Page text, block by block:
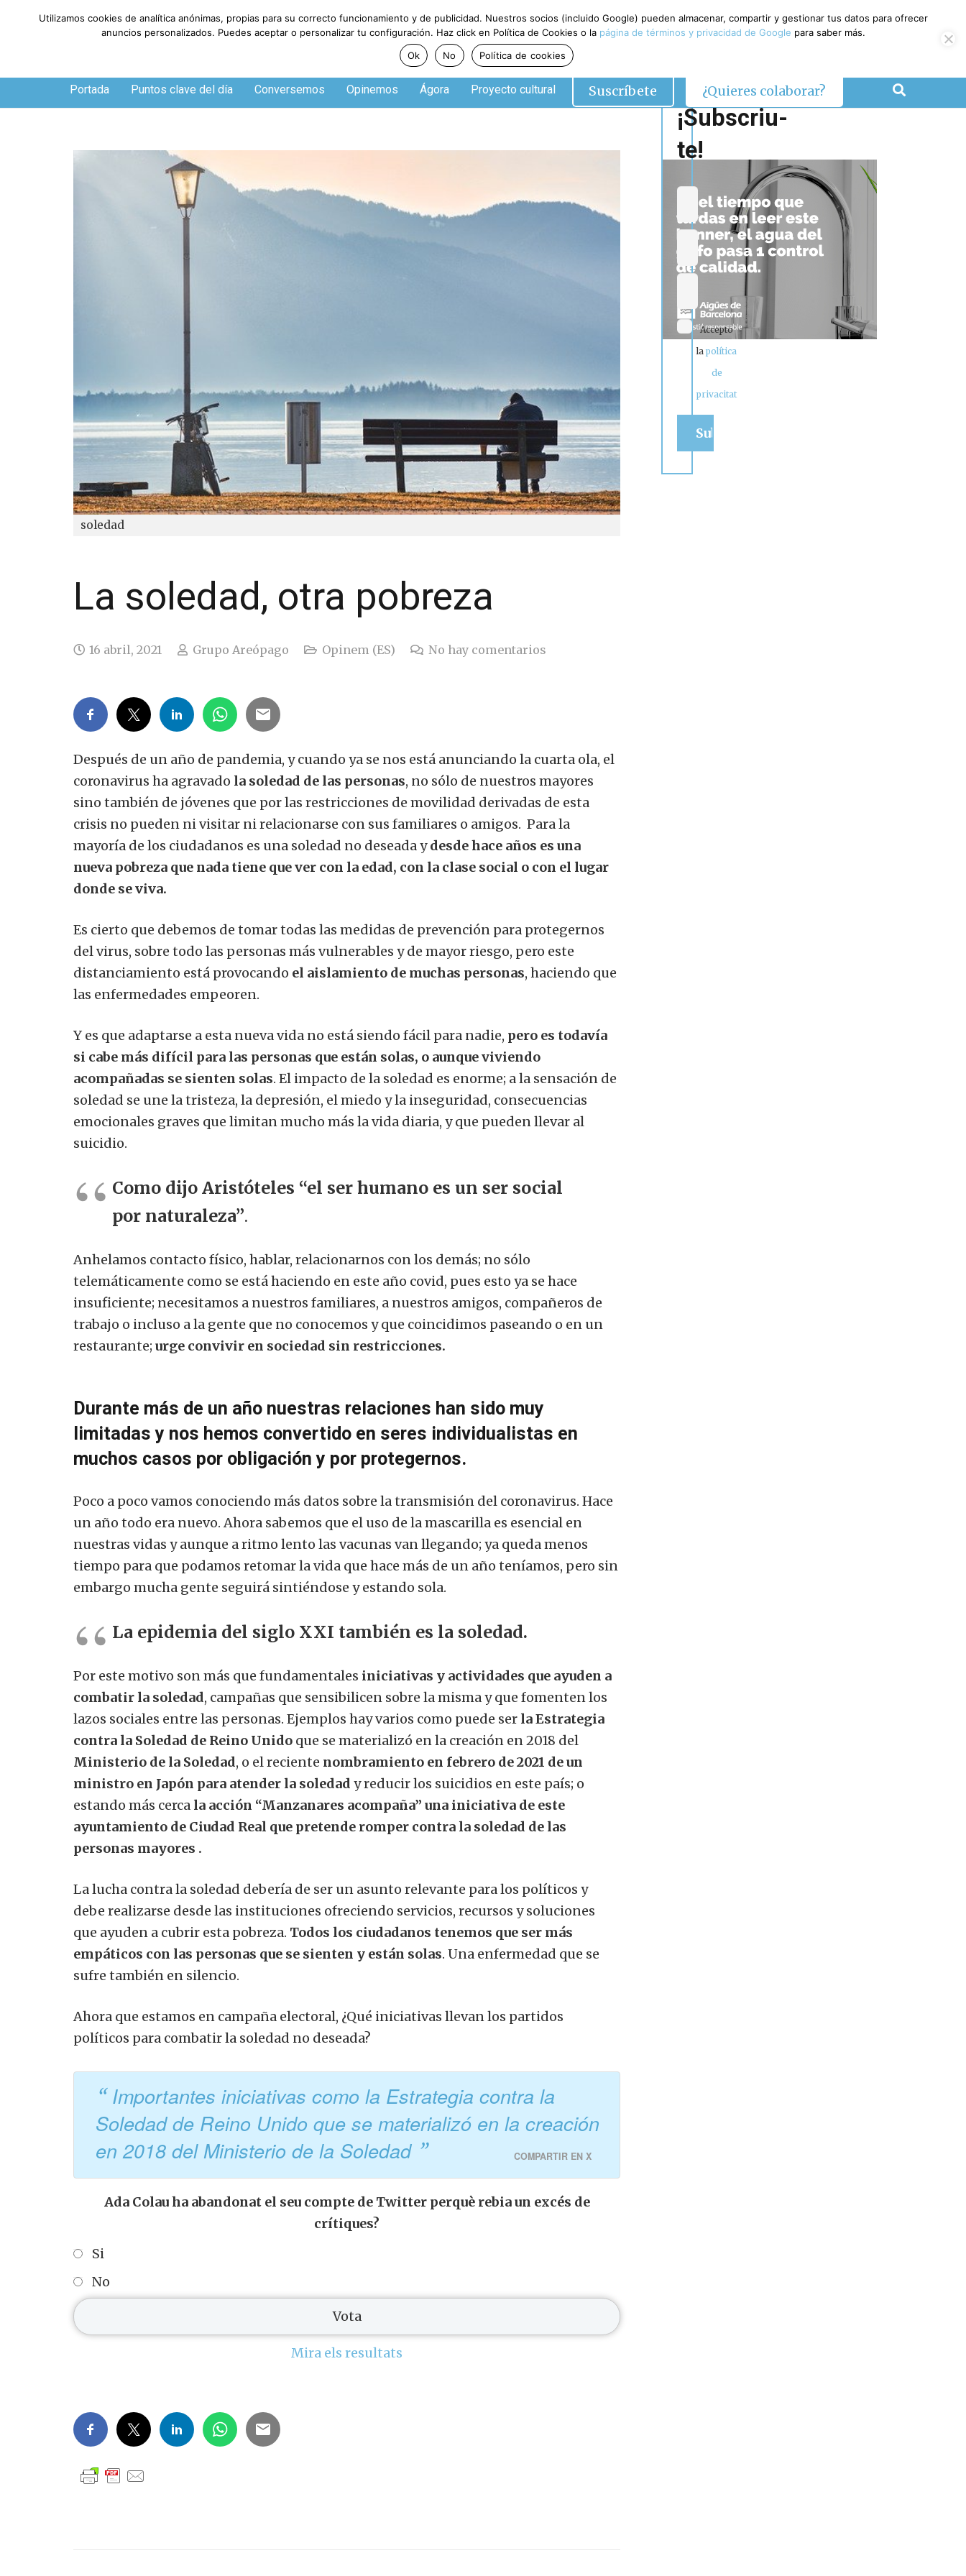
Jueves, 6 de agosto de 2026
Portada Puntos clave del día Conversemos Opinemos Ágora Proyecto cultural Suscríbete ¿Quieres colaborar?
soledad
La soledad, otra pobreza
16 abril, 2021 Grupo Areópago Opinem (ES) No hay comentarios
Después de un año de pandemia, y cuando ya se nos está anunciando la cuarta ola, el
coronavirus ha agravado la soledad de las personas, no sólo de nuestros mayores
sino también de jóvenes que por las restricciones de movilidad derivadas de esta
crisis no pueden ni visitar ni relacionarse con sus familiares o amigos. Para la
mayoría de los ciudadanos es una soledad no deseada ydesde hace años es una
nueva pobreza que nada tiene que ver con la edad, con la clase social o con el lugar
donde se viva.
Es cierto que debemos de tomar todas las medidas de prevención para protegernos
del virus, sobre todo las personas más vulnerables y de mayor riesgo, pero este
distanciamiento está provocando el aislamiento de muchas personas, haciendo que
las enfermedades empeoren.
Y es que adaptarse a esta nueva vida no está siendo fácil para nadie, pero es todavía
si cabe más difícil para las personas que están solas, o aunque viviendo
acompañadas se sienten solas. El impacto de la soledad es enorme; a la sensación de
soledad se une la tristeza, la depresión, el miedo y la inseguridad, consecuencias
emocionales graves que limitan mucho más la vida diaria, y que pueden llevar al
suicidio.
Como dijo Aristóteles “el ser humano es un ser social
por naturaleza”.
Anhelamos contacto físico, hablar, relacionarnos con los demás; no sólo
telemáticamente como se está haciendo en este año covid, pues esto ya se hace
insuficiente; necesitamos a nuestros familiares, a nuestros amigos, compañeros de
trabajo o incluso a la gente que no conocemos y que coincidimos paseando o en un
restaurante; urge convivir en sociedad sin restricciones.
Durante más de un año nuestras relaciones han sido muy
limitadas y nos hemos convertido en seres individualistas en
muchos casos por obligación y por protegernos.
Poco a poco vamos conociendo más datos sobre la transmisión del coronavirus. Hace
un año todo era nuevo. Ahora sabemos que el uso de la mascarilla es esencial en
nuestras vidas y aunque a ritmo lento las vacunas van llegando; ya queda menos
tiempo para que podamos retomar la vida que hace más de un año teníamos, pero sin
embargo mucha gente seguirá sintiéndose y estando sola.
La epidemia del siglo XXI también es la soledad.
Por este motivo son más que fundamentales iniciativas y actividades que ayuden a
combatir la soledad, campañas que sensibilicen sobre la misma y que fomenten los
lazos sociales entre las personas. Ejemplos hay varios como puede ser la Estrategia
contra la Soledad de Reino Unido que se materializó en la creación en 2018 del
Ministerio de la Soledad, o el reciente nombramiento en febrero de 2021 de un
ministro en Japón para atender la soledad y reducir los suicidios en este país; o
estando más cerca la acción “Manzanares acompaña” una iniciativa de este
ayuntamiento de Ciudad Real que pretende romper contra la soledad de las
personas mayores .
La lucha contra la soledad debería de ser un asunto relevante para los políticos y
debe realizarse desde las instituciones ofreciendo servicios, recursos y soluciones
que ayuden a cubrir esta pobreza. Todos los ciudadanos tenemos que ser más
empáticos con las personas que se sienten y están solas. Una enfermedad que se
sufre también en silencio.
Ahora que estamos en campaña electoral, ¿Qué iniciativas llevan los partidos
políticos para combatir la soledad no deseada?
Importantes iniciativas como la Estrategia contra la
Soledad de Reino Unido que se materializó en la creación
en 2018 del Ministerio de la Soledad
COMPARTIR EN X
Ada Colau ha abandonat el seu compte de Twitter perquè rebia un excés de
crítiques?
Si
No
Mira els resultats
¡Subscriu-
te!
Accepto
lapolítica
de
privacitat
Utilizamos cookies de analítica anónimas, propias para su correcto funcionamiento y de publicidad. Nuestros socios (incluido Google) pueden almacenar, compartir y gestionar tus datos para ofrecer
anuncios personalizados. Puedes aceptar o personalizar tu configuración. Haz click en Política de Cookies o la página de términos y privacidad de Google para saber más.
Ok
No Política de cookies